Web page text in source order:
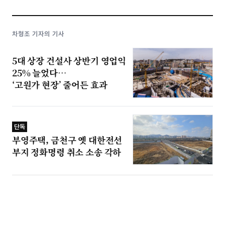
차형조 기자의 기사
5대 상장 건설사 상반기 영업익
25% 늘었다…
‘고원가 현장’ 줄어든 효과
단독
부영주택, 금천구 옛 대한전선
부지 정화명령 취소 소송 각하